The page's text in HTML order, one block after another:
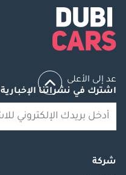
عد إلى الأعلى
اشترك في نشراتنا الإخبارية
شركة